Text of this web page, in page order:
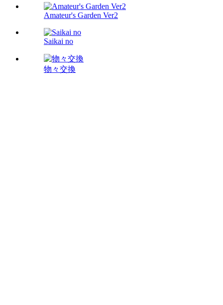
Amateur's Garden Ver2
Saikai no
物々交換